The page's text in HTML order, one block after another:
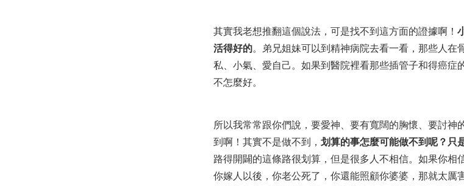
其實我老想推翻這個說法，可是找不到這方面的證據啊！
活得好的。弟兄姐妹可以到精神病院去看一看，那些人在
私、小氣、愛自己。如果到醫院裡看那些插管子和得癌症
不怎麼好。
所以我常常跟你們說，要愛神、要有寬闊的胸懷、要討神
到啊！其實不是做不到， 划算的事怎麼可能做不到呢？只
路得開闢的這條路很划算，但是很多人不相信。如果你相
你嫁人以後，你老公死了，你還能照顧你婆婆，那就太厲